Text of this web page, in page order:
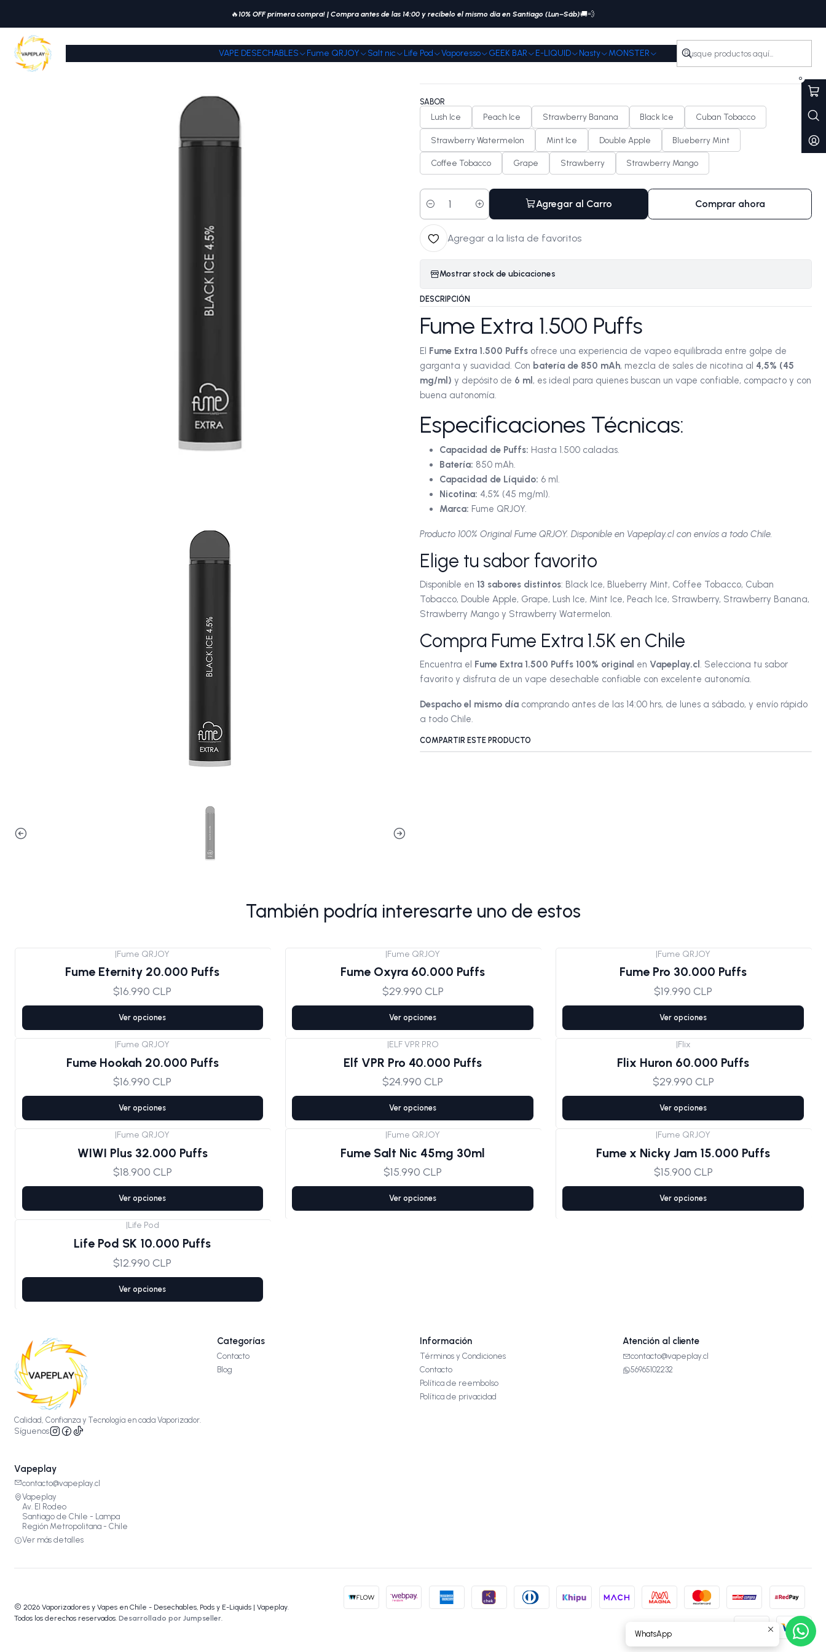
VAPE DESECHABLES Fume QRJOY Salt nic Life Pod Vaporesso GEEK BAR E-LIQUID Nasty MONSTER
0
🔥 10% OFF primera compra! | Compra antes de las 14:00 y recíbelo el mismo día en Santiago (Lun–Sáb)🚚💨
Inicio Fume QRJOY Fume Extra 1.500 Puffs
|
Fume Extra 1.500 Puffs
SABOR
Lush Ice Peach Ice Strawberry Banana Black Ice Cuban Tobacco
Strawberry Watermelon Mint Ice Double Apple Blueberry Mint
Coffee Tobacco Grape Strawberry Strawberry Mango
Cantidad
Agregar al Carro Comprar ahora
Agregar a la lista de favoritos
Mostrar stock de ubicaciones
DESCRIPCIÓN
Fume Extra 1.500 Puffs
El Fume Extra 1.500 Puffs ofrece una experiencia de vapeo equilibrada entre golpe de
garganta y suavidad. Con batería de 850 mAh, mezcla de sales de nicotina al 4,5% (45
mg/ml) y depósito de 6 ml, es ideal para quienes buscan un vape confiable, compacto y con
buena autonomía.
Especificaciones Técnicas:
Capacidad de Puffs: Hasta 1.500 caladas.
Batería: 850 mAh.
Capacidad de Líquido: 6 ml.
Nicotina: 4,5% (45 mg/ml).
Marca: Fume QRJOY.
Producto 100% Original Fume QRJOY. Disponible en Vapeplay.cl con envíos a todo Chile.
Elige tu sabor favorito
Disponible en13 sabores distintos: Black Ice, Blueberry Mint, Coffee Tobacco, Cuban
Tobacco, Double Apple, Grape, Lush Ice, Mint Ice, Peach Ice, Strawberry, Strawberry Banana,
Strawberry Mango y Strawberry Watermelon.
Compra Fume Extra 1.5K en Chile
Encuentra el Fume Extra 1.500 Puffs 100% original enVapeplay.cl. Selecciona tu sabor
favorito y disfruta de un vape desechable confiable con excelente autonomía.
Despacho el mismo día comprando antes de las 14:00 hrs, de lunes a sábado, y envío rápido
a todo Chile.
COMPARTIR ESTE PRODUCTO
También podría interesarte uno de estos
|Fume QRJOY
Fume Eternity 20.000 Puffs
$16.990 CLP
Ver opciones
Agotado
|Fume QRJOY
Fume Oxyra 60.000 Puffs
$29.990 CLP
Ver opciones
|Fume QRJOY
Fume Pro 30.000 Puffs
$19.990 CLP
Ver opciones
|Fume QRJOY
Fume Hookah 20.000 Puffs
$16.990 CLP
Ver opciones
|ELF VPR PRO
Elf VPR Pro 40.000 Puffs
$24.990 CLP
Ver opciones
|Flix
Flix Huron 60.000 Puffs
$29.990 CLP
Ver opciones
|Fume QRJOY
WIWI Plus 32.000 Puffs
$18.900 CLP
Ver opciones
|Fume QRJOY
Fume Salt Nic 45mg 30ml
$15.990 CLP
Ver opciones
|Fume QRJOY
Fume x Nicky Jam 15.000 Puffs
$15.900 CLP
Ver opciones
|Life Pod
Life Pod SK 10.000 Puffs
$12.990 CLP
Ver opciones
Calidad, Confianza y Tecnología en cada Vaporizador.
Síguenos
Categorías
Contacto
Blog
Información
Términos y Condiciones
Contacto
Política de reembolso
Política de privacidad
Atención al cliente
contacto@vapeplay.cl
56965102232
Vapeplay
contacto@vapeplay.cl
Vapeplay
Av. El Rodeo
Santiago de Chile - Lampa
Región Metropolitana - Chile
Ver más detalles
2026 Vaporizadores y Vapes en Chile - Desechables, Pods y E-Liquids | Vapeplay.
Todos los derechos reservados.Desarrollado por Jumpseller
WhatsApp